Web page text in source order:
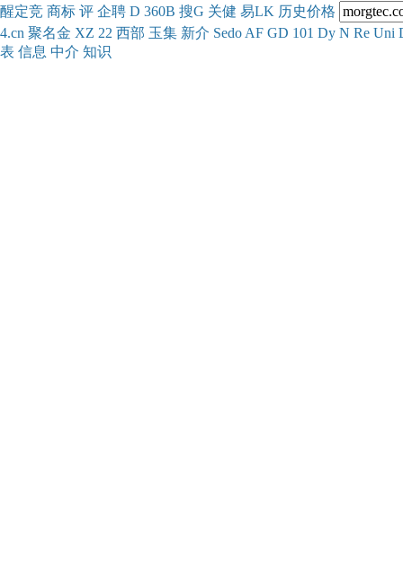
醒定竞 商标 评 企聘 D 360B 搜G 关健 易LK 历史价格
4.cn 聚名金 XZ 22 西部 玉集 新介 Sedo AF GD 101 Dy N Re Uni
表 信息 中介 知识